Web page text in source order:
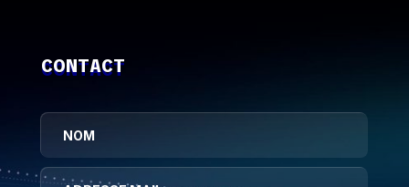
CONTACT